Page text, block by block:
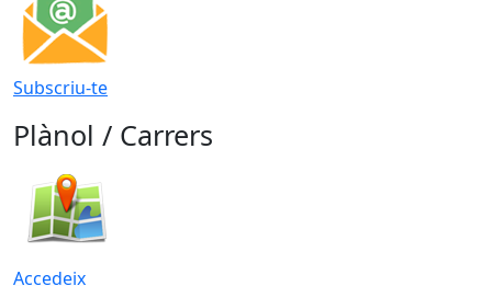
Subscriu-te
Plànol / Carrers
Accedeix